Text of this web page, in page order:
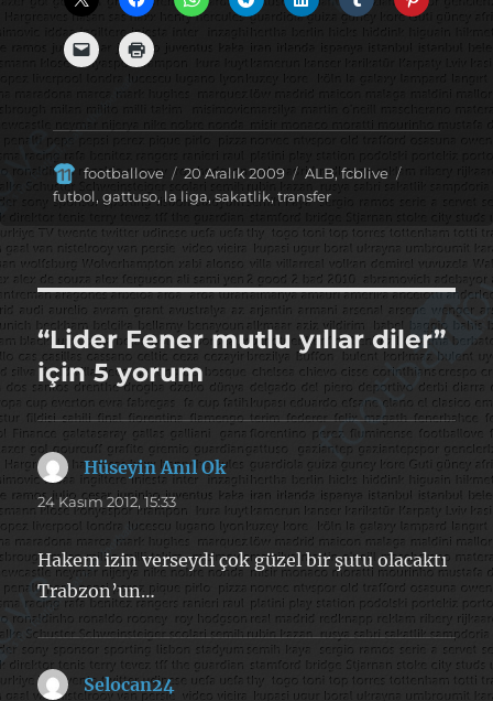
Yazar
footballove
Yayın
tarihi
20 Aralık 2009 Kategoriler
ALB,fcblive
futbol, gattuso,la liga, sakatlik, transfer
“Lider Fener mutlu yıllar diler”
için 5 yorum
Hüseyin Anıl Okdedi
ki:
24 Kasım 2012, 15:33
Hakem izin verseydi çok güzel bir şutu olacaktı
Trabzon’un…
Selocan24dedi